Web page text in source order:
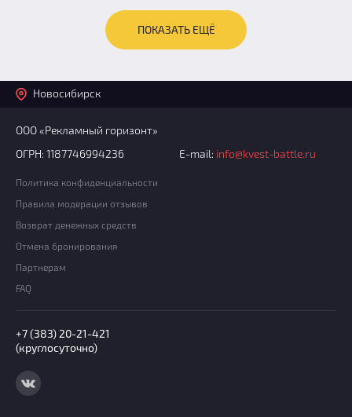
ПОКАЗАТЬ ЕЩЁ
Новосибирск
ООО «Рекламный горизонт»
ОГРН: 1187746994236
E-mail: info@kvest-battle.ru
Политика конфиденциальности
Правила модерации отзывов
Возврат денежных средств
Отмена бронирования
Партнерам
FAQ
+7 (383) 20-21-421
(круглосуточно)